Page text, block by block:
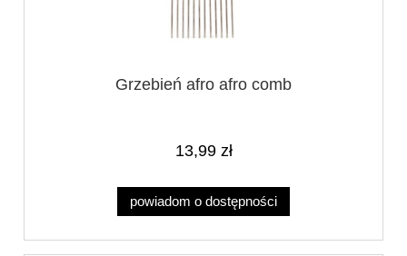
Grzebień afro afro comb
13,99 zł
powiadom o dostępności